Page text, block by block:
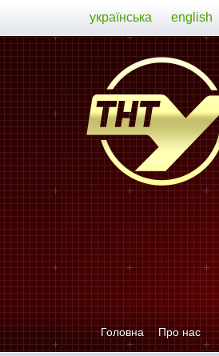
українська english
Головна Про нас